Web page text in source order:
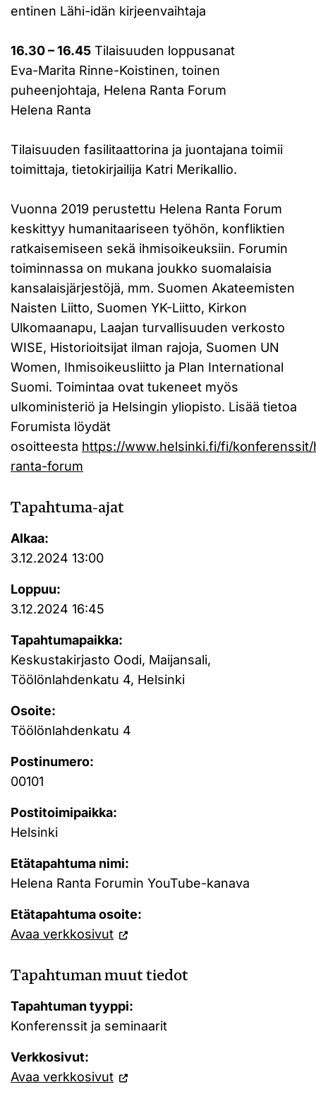
entinen Lähi-idän kirjeenvaihtaja
16.30 – 16.45 Tilaisuuden loppusanat
Eva-Marita Rinne-Koistinen, toinen
puheenjohtaja, Helena Ranta Forum
Helena Ranta
Tilaisuuden fasilitaattorina ja juontajana toimii
toimittaja, tietokirjailija Katri Merikallio.
Vuonna 2019 perustettu Helena Ranta Forum
keskittyy humanitaariseen työhön, konfliktien
ratkaisemiseen sekä ihmisoikeuksiin. Forumin
toiminnassa on mukana joukko suomalaisia
kansalaisjärjestöjä, mm. Suomen Akateemisten
Naisten Liitto, Suomen YK-Liitto, Kirkon
Ulkomaanapu, Laajan turvallisuuden verkosto
WISE, Historioitsijat ilman rajoja, Suomen UN
Women, Ihmisoikeusliitto ja Plan International
Suomi. Toimintaa ovat tukeneet myös
ulkoministeriö ja Helsingin yliopisto. Lisää tietoa
Forumista löydät
osoitteesta https://www.helsinki.fi/fi/
ranta-forum
Tapahtuma-ajat
Alkaa:
3.12.2024 13:00
Loppuu:
3.12.2024 16:45
Tapahtumapaikka:
Keskustakirjasto Oodi, Maijansali,
Töölönlahdenkatu 4, Helsinki
Osoite:
Töölönlahdenkatu 4
Postinumero:
00101
Postitoimipaikka:
Helsinki
Etätapahtuma nimi:
Helena Ranta Forumin YouTube-kanava
Etätapahtuma osoite:
Avaa verkkosivut
Tapahtuman muut tiedot
Tapahtuman tyyppi:
Konferenssit ja seminaarit
Verkkosivut:
Avaa verkkosivut